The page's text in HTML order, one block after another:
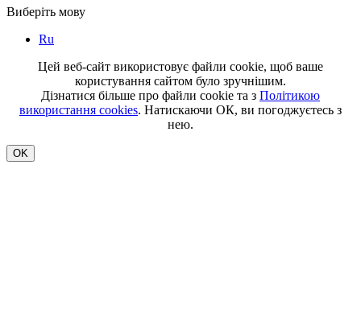
Виберіть мову
Ru
Цей веб-сайт використовує файли cookie, щоб ваше
користування сайтом було зручнішим.
Дізнатися більше про файли cookie та з Політикою
використання cookies. Натискаючи ОК, ви погоджуєтесь з
нею.
OK